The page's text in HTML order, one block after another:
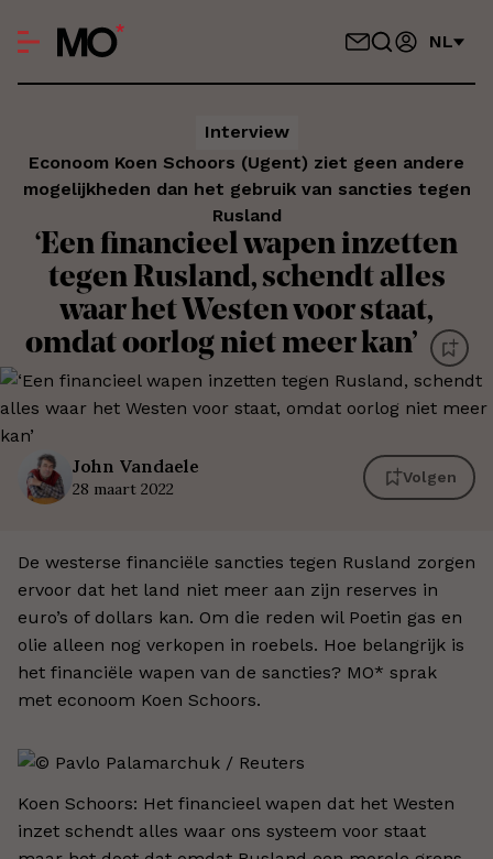
NL
Interview
Econoom Koen Schoors (Ugent) ziet geen andere
mogelijkheden dan het gebruik van sancties tegen
Rusland
‘Een financieel wapen inzetten
tegen Rusland, schendt alles
waar het Westen voor staat,
omdat oorlog niet meer kan’
John Vandaele
28 maart 2022
Volgen
De westerse financiële sancties tegen Rusland zorgen
ervoor dat het land niet meer aan zijn reserves in
euro’s of dollars kan. Om die reden wil Poetin gas en
olie alleen nog verkopen in roebels. Hoe belangrijk is
het financiële wapen van de sancties? MO* sprak
met econoom Koen Schoors.
Koen Schoors: Het financieel wapen dat het Westen
inzet schendt alles waar ons systeem voor staat